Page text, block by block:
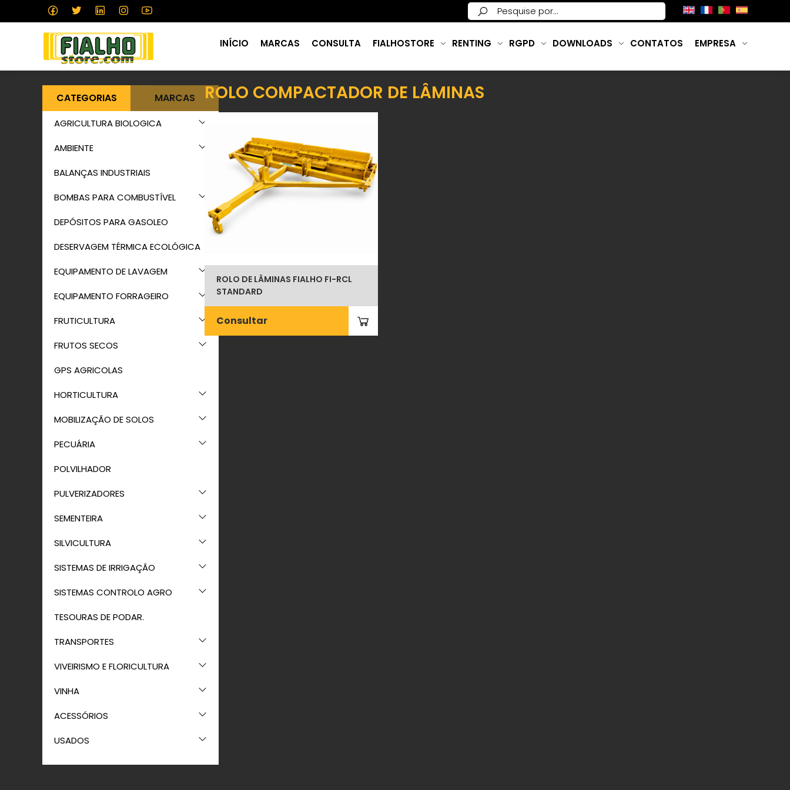
INÍCIO MARCAS CONSULTA FIALHOSTORE RENTING RGPD DOWNLOADS CONTATOS EMPRESA
CATEGORIAS MARCAS
AGRICULTURA BIOLOGICA
AMBIENTE
BALANÇAS INDUSTRIAIS
BOMBAS PARA COMBUSTÍVEL
DEPÓSITOS PARA GASOLEO
DESERVAGEM TÉRMICA ECOLÓGICA
EQUIPAMENTO DE LAVAGEM
EQUIPAMENTO FORRAGEIRO
FRUTICULTURA
FRUTOS SECOS
GPS AGRICOLAS
HORTICULTURA
MOBILIZAÇÃO DE SOLOS
PECUÁRIA
POLVILHADOR
PULVERIZADORES
SEMENTEIRA
SILVICULTURA
SISTEMAS DE IRRIGAÇÃO
SISTEMAS CONTROLO AGRO
TESOURAS DE PODAR.
TRANSPORTES
VIVEIRISMO E FLORICULTURA
VINHA
ACESSÓRIOS
USADOS
ROLO COMPACTADOR DE LÂMINAS
ROLO DE LÂMINAS FIALHO FI-RCL
STANDARD
Consultar